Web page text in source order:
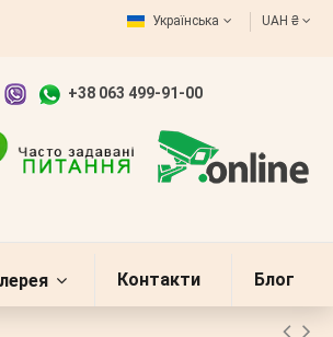
Українська UAH ₴
+38 063 499-91-00
Контакти Блог